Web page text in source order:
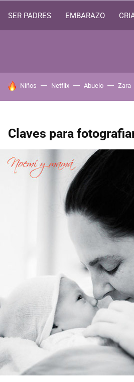
SER PADRES EMBARAZO
HOY SE HABLA DE
Niños Netflix Abuelo Zara
Claves para